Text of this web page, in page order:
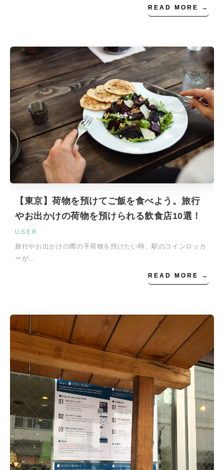
READ MORE →
【東京】荷物を預けてご飯を食べよう。旅行
やお出かけの荷物を預けられる飲食店10選！
USER
旅行やお出かけの際の手荷物を預けたい時、駅のコインロッカ
ーが…
READ MORE →